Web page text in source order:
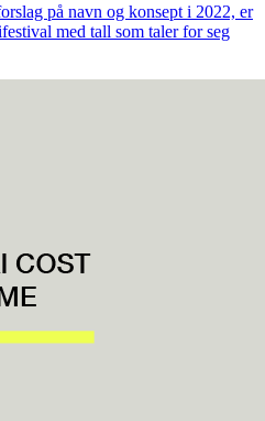
på navn og konsept i 2022, er
med tall som taler for seg